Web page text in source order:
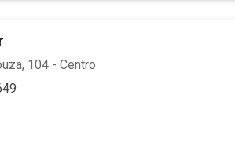
104 - Centro